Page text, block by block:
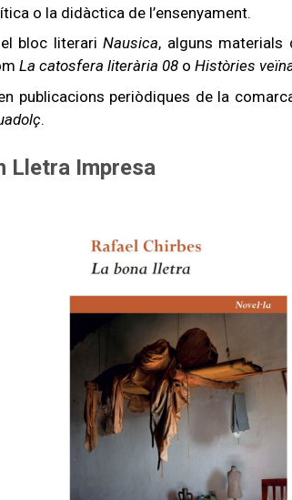
o la didàctica de l’ensenyament.
bloc literariNausica, alguns materials
La catosfera literària 08 o Històries
publicacions periòdiques de la
.
Lletra Impresa